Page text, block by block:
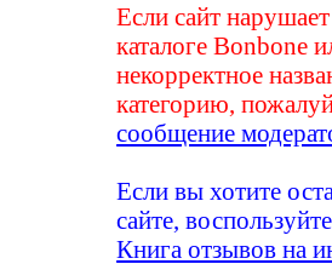
Если сайт
каталоге Bonbone
некорректное
категорию,
сообщение
Если вы хотите
сайте,
Книга отзывов на